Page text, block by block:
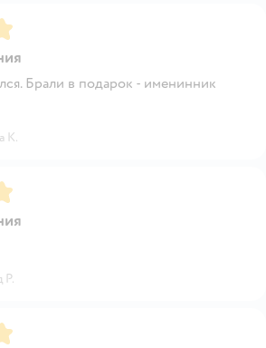
Брали в подарок - именинник
К.
Р.